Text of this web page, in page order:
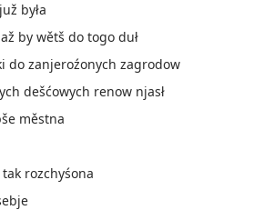
była
by wětš do togo duł
do zanjeroźonych zagrodow
dešćowych renow njasł
městna
rozchyśona